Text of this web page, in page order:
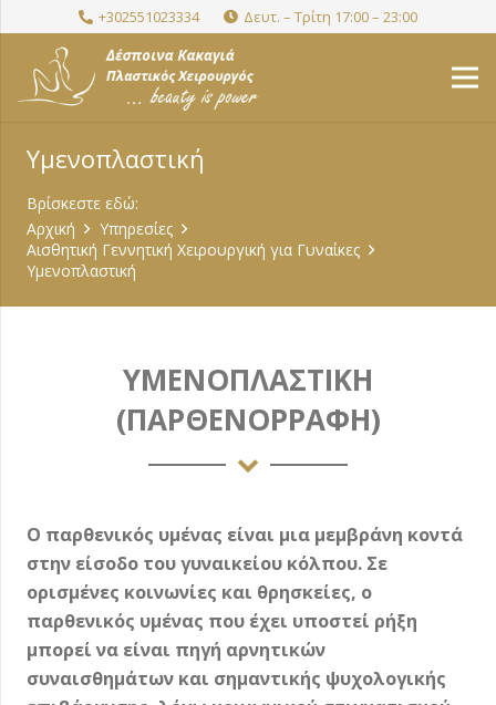
+302551023334 Δευτ. – Τρίτη 17:00 – 23:00
Υμενοπλαστική
Βρίσκεστε εδώ:
Αρχική
Υπηρεσίες
Αισθητική Γεννητική Χειρουργική για Γυναίκες
Υμενοπλαστική
ΥΜΕΝΟΠΛΑΣΤΙΚΗ
(ΠΑΡΘΕΝΟΡΡΑΦΗ)
Ο παρθενικός υμένας είναι μια μεμβράνη κοντά
στην είσοδο του γυναικείου κόλπου. Σε
ορισμένες κοινωνίες και θρησκείες, ο
παρθενικός υμένας που έχει υποστεί ρήξη
μπορεί να είναι πηγή αρνητικών
συναισθημάτων και σημαντικής ψυχολογικής